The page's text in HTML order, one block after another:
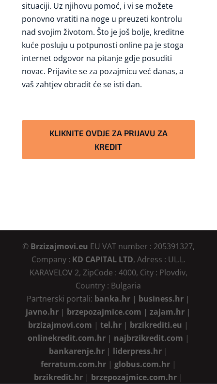
situaciji. Uz njihovu pomoć, i vi se možete
ponovno vratiti na noge u preuzeti kontrolu
nad svojim životom. Što je još bolje, kreditne
kuće posluju u potpunosti online pa je stoga
internet odgovor na pitanje gdje posuditi
novac. Prijavite se za pozajmicu već danas, a
vaš zahtjev obradit će se isti dan.
KLIKNITE OVDJE ZA PRIJAVU ZA
KREDIT
© Brzizajmovi.eu EU VAT number : 205391327,
Company : KD CAPITAL LTD, Adress : UL.L.
KARAVELOV 2, ZipCode : 4000, City : Plovdiv,
Country : Bulgaria
Partnerski portali: banka.hr | business.hr |
javno.hr | brzepozajmice.com |zajam.hr |
brzizajmovi.com |tel.hr | brzikrediti.eu |
onlinekredit.com.hr| najbrzikredit.com |
bankarenje.hr| liderpress.hr|
ferratum.com.hr| globus.com.hr|
brzikredit.hr| brzepozajmice.com.hr|